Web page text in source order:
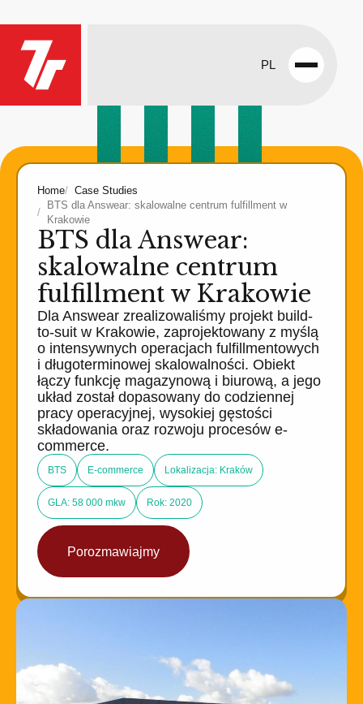
PL
Open
Home
Case Studies
BTS dla Answear: skalowalne centrum fulfillment w
Krakowie
BTS dla Answear:
skalowalne centrum
fulfillment w Krakowie
Dla Answear zrealizowaliśmy projekt build-
to-suit w Krakowie, zaprojektowany z myślą
o intensywnych operacjach fulfillmentowych
i długoterminowej skalowalności. Obiekt
łączy funkcję magazynową i biurową, a jego
układ został dopasowany do codziennej
pracy operacyjnej, wysokiej gęstości
składowania oraz rozwoju procesów e-
commerce.
BTS E-commerce Lokalizacja: Kraków
GLA: 58 000 mkw Rok: 2020
Porozmawiajmy